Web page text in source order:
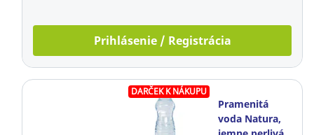
Prihlásenie / Registrácia
DARČEK K NÁKUPU
Pramenitá
voda Natura,